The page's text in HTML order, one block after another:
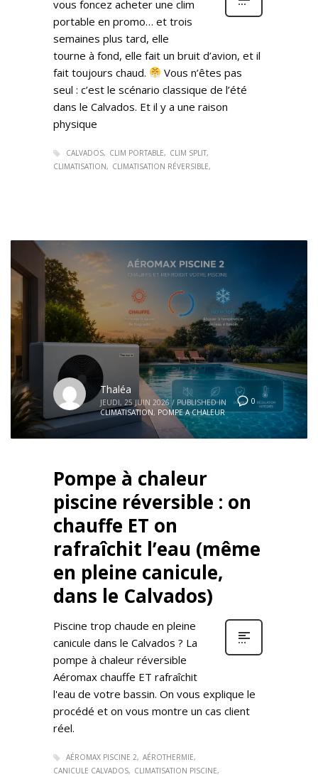
vous foncez acheter une clim
portable en promo… et trois
semaines plus tard, elle
tourne à fond, elle fait un bruit d’avion, et il
fait toujours chaud.
Vous n’êtes pas
seul : c’est le scénario classique de l’été
dans le Calvados. Et il y a une raison
physique
CALVADOS CLIM PORTABLE
CLIM SPLIT
CLIMATISATION
CLIMATISATION RÉVERSIBLE
0
Thaléa
JEUDI, 25 JUIN 2026 / PUBLISHED IN
CLIMATISATION, POMPE A CHALEUR
Pompe à chaleur
piscine réversible : on
chauffe ET on
rafraîchit l’eau (même
en pleine canicule,
dans le Calvados)
Piscine trop chaude en pleine
canicule dans le Calvados ? La
pompe à chaleur réversible
Aéromax chauffe ET rafraîchit
l'eau de votre bassin. On vous explique le
procédé et on vous montre un cas client
réel.
AÉROMAX PISCINE 2
AÉROTHERMIE
CANICULE CALVADOS
CLIMATISATION PISCINE